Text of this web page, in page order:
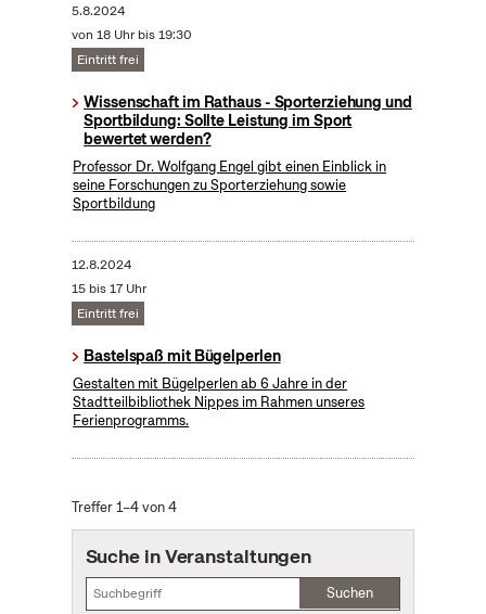
5.8.2024
von 18 Uhr bis 19:30
Eintritt frei
Wissenschaft im Rathaus - Sporterziehung und
Sportbildung: Sollte Leistung im Sport
bewertet werden?
Professor Dr. Wolfgang Engel gibt einen Einblick in
seine Forschungen zu Sporterziehung sowie
Sportbildung
12.8.2024
15 bis 17 Uhr
Eintritt frei
Bastelspaß mit Bügelperlen
Gestalten mit Bügelperlen ab 6 Jahre in der
Stadtteilbibliothek Nippes im Rahmen unseres
Ferienprogramms.
Treffer 1–4 von 4
Suche in Veranstaltungen
Suchen